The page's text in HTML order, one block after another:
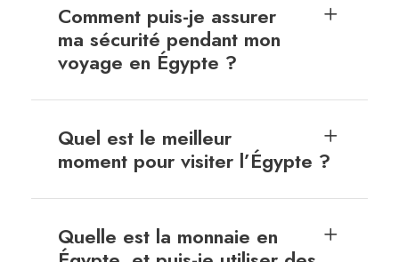
Comment puis-je assurer
ma sécurité pendant mon
voyage en Égypte ?
Quel est le meilleur
moment pour visiter l’Égypte ?
Quelle est la monnaie en